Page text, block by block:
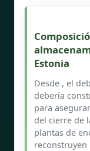
Estonia
Desde , el
debería
para
del cierre de
plantas de
reconstruyen